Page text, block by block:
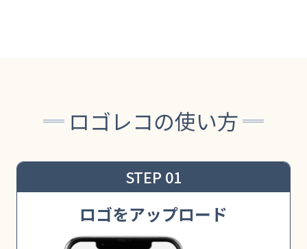
ロゴレコの使い方
STEP 01
ロゴをアップロード